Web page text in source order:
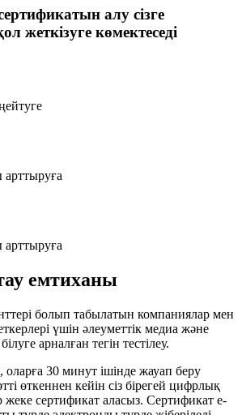
алу сізге
жеткізуге көмектеседі
емтиханы
болып табылатын компаниялар мен
үшін әлеуметтік медиа және
арналған тегін тестілеу.
оларға 30 минут ішінде жауап беру
өткеннен кейін сіз бірегей цифрлық
сертификат аласыз. Сертификат e-